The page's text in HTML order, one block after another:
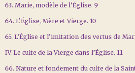
63. Marie, modèle de l’Église. 9
64. L’Église, Mère et Vierge. 10
65. L’Église et l’imitation des vertus de
IV. Le culte de la Vierge dans l’Église. 11
66. Nature et fondement du culte de la